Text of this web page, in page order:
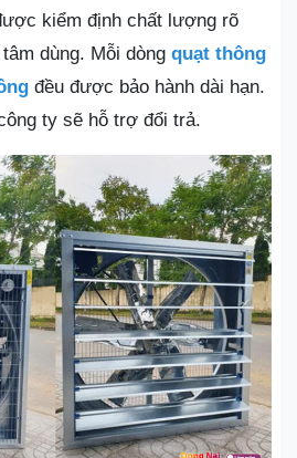
kiểm định chất lượng rõ
dùng. Mỗi dòng quạt thông
đều được bảo hành dài hạn.
ty sẽ hỗ trợ đổi trả.